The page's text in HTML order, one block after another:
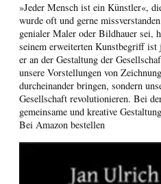
»Jeder Mensch ist ein Künstler«,
wurde oft und gerne
genialer Maler oder Bildhauer sei,
seinem erweiterten Kunstbegriff
er an der Gestaltung der
unsere Vorstellungen von
durcheinander bringen, sondern
Gesellschaft revolutionieren. Bei
gemeinsame und kreative
Bei Amazon bestellen